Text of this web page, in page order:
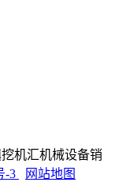
机汇机械设备销
-3 网站地图